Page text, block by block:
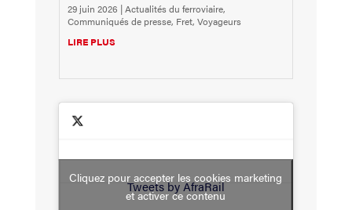
29 juin 2026 |Actualités du ferroviaire,
Communiqués de presse, Fret, Voyageurs
LIRE PLUS
Tweets by AfraRail
Cliquez pour accepter les cookies marketing
et activer ce contenu